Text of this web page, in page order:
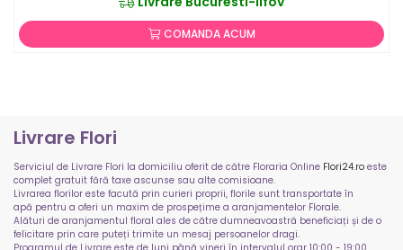
COMANDA ACUM
Livrare Flori
Serviciul de Livrare Flori la domiciliu oferit de către Floraria Online Flori24.ro este
complet gratuit fără taxe ascunse sau alte comisioane.
Livrarea florilor este facută prin curieri proprii, florile sunt transportate în
apă pentru a oferi un maxim de prospețime a aranjamentelor Florale.
Alături de aranjamentul floral ales de către dumneavoastră beneficiați și de o
felicitare prin care puteți trimite un mesaj persoanelor dragi.